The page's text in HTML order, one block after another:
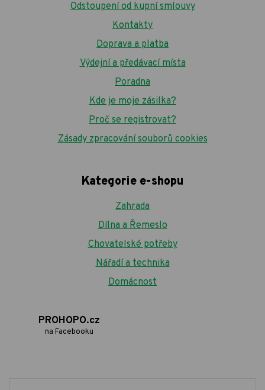
Odstoupení od kupní smlouvy
Kontakty
Doprava a platba
Výdejní a předávací místa
Poradna
Kde je moje zásilka?
Proč se registrovat?
Zásady zpracování souborů cookies
Kategorie e-shopu
Zahrada
Dílna a Řemeslo
Chovatelské potřeby
Nářadí a technika
Domácnost
PROHOPO.cz
na Facebooku